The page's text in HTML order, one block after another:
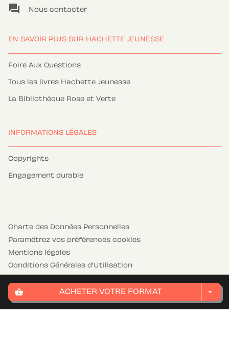
shopping_basket ACHETER VOTRE FORMAT arrow_drop_down
question_answer Nous contacter
EN SAVOIR PLUS SUR HACHETTE JEUNESSE
Foire Aux Questions
Tous les livres Hachette Jeunesse
La Bibliothèque Rose et Verte
INFORMATIONS LÉGALES
Copyrights
Engagement durable
Charte des Données Personnelles
Paramétrez vos préférences cookies
Mentions légales
Conditions Générales d'Utilisation